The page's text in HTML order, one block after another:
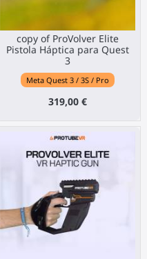
copy of ProVolver Elite
Pistola Háptica para Quest
3
Meta Quest 3 / 3S / Pro
319,00 €